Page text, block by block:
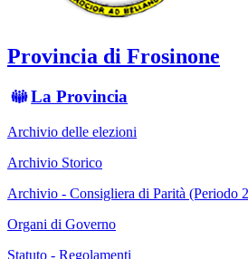
Provincia di Frosinone
La Provincia
Archivio delle elezioni
Archivio Storico
Archivio - Consigliera di Parità (Periodo
Organi di Governo
Statuto - Regolamenti